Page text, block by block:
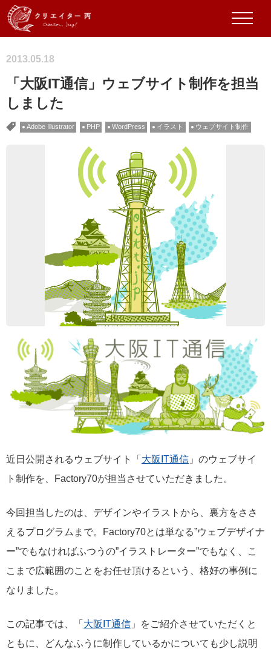
2013.05.18
「大阪IT通信」ウェブサイト制作を担当
しました
Adobe Illustrator PHP WordPress イラスト ウェブサイト制作
近日公開されるウェブサイト「 大阪IT通信 」のウェブサイ
ト制作を、Factory70が担当させていただきました。
今回担当したのは、デザインやイラストから、裏方をささ
えるプログラムまで。Factory70とは単なる”ウェブデザイナ
ー”でもなければふつうの”イラストレーター”でもなく、こ
こまで広範囲のことをお任せ頂けるという、格好の事例に
なりました。
この記事では、「 大阪IT通信 」をご紹介させていただくと
ともに、どんなふうに制作しているかについても少し説明